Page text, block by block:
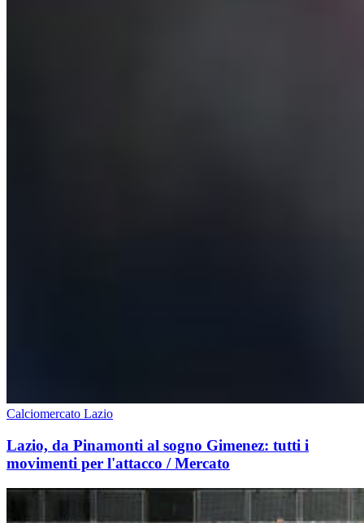
Calciomercato Lazio
Lazio, da Pinamonti al sogno Gimenez: tutti i
movimenti per l'attacco / Mercato